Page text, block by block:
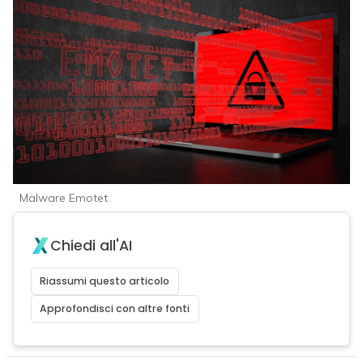
Malware Emotet
Chiedi all'AI
Riassumi questo articolo
Approfondisci con altre fonti